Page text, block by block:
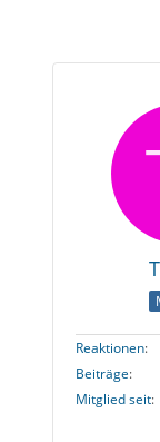
Reaktionen
Beiträge
Mitglied seit